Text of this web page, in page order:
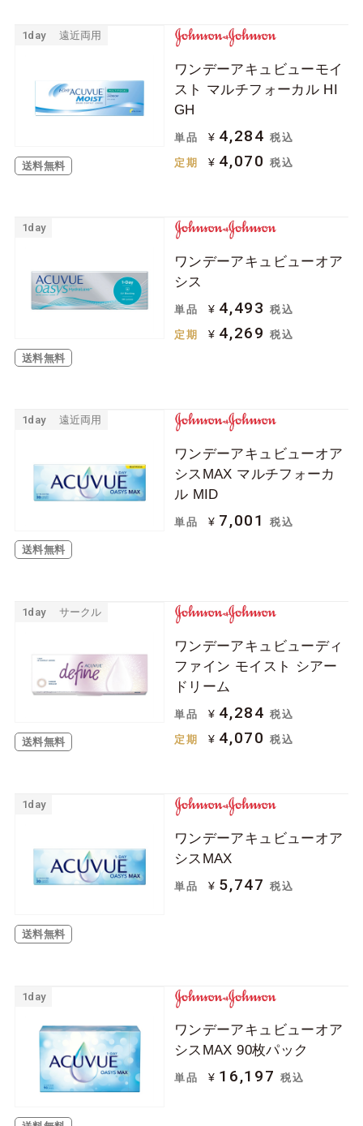
1day 遠近両用
送料無料
ワンデーアキュビューモイ
スト マルチフォーカル HI
GH
単品 ¥ 4,284 税込
定期 ¥ 4,070 税込
1day
送料無料
ワンデーアキュビューオア
シス
単品 ¥ 4,493 税込
定期 ¥ 4,269 税込
1day 遠近両用
送料無料
ワンデーアキュビューオア
シスMAX マルチフォーカ
ル MID
単品 ¥ 7,001 税込
1day サークル
送料無料
ワンデーアキュビューディ
ファイン モイスト シアー
ドリーム
単品 ¥ 4,284 税込
定期 ¥ 4,070 税込
1day
送料無料
ワンデーアキュビューオア
シスMAX
単品 ¥ 5,747 税込
1day
ワンデーアキュビューオア
シスMAX 90枚パック
単品 ¥ 16,197 税込